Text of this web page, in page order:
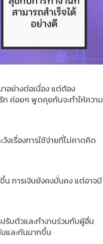
าอย่างต่อเนื่อง แต่ต้อง
ก ค่อยๆ พูดคุยกันจะทำให้ความ
งเรื่องการใช้จ่ายที่ไม่คาดคิด
น การเงินยังคงมั่นคง แต่อาจมี
รับตัวและทำงานร่วมกับผู้อื่น
นและกันมากขึ้น